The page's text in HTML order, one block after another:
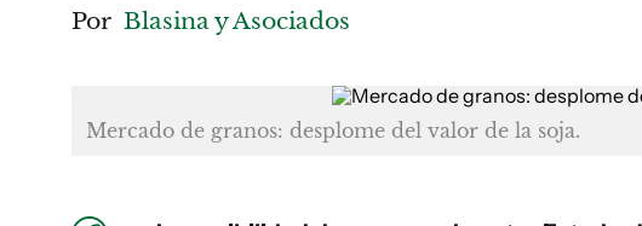
Por Blasina y Asociados
Mercado de granos: desplome del valor de la soja.